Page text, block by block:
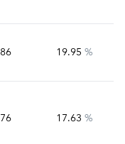
86 19.95 %
76 17.63 %